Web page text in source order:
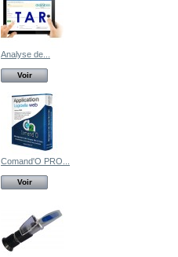
Analyse de...
Voir
Comand'O PRO...
Voir